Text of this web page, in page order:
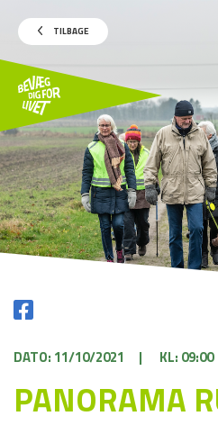
TILBAGE
DATO: 11/10/2021 | KL: 09:00
PANORAMA